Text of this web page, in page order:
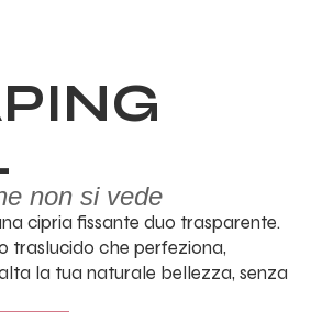
non si vede
cipria fissante duo trasparente.
traslucido che perfeziona,
la tua naturale bellezza, senza